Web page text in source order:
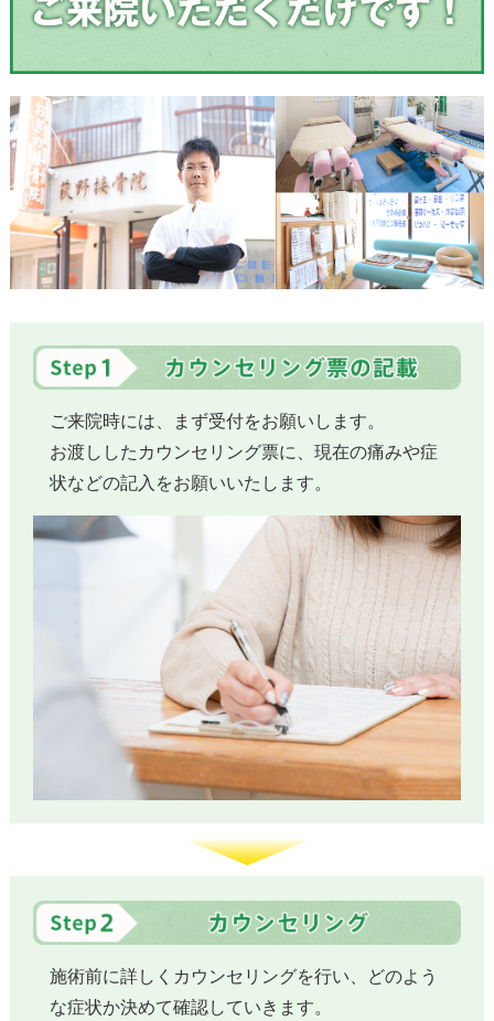
ご来院時には、まず受付をお願いします。
お渡ししたカウンセリング票に、現在の痛みや症
状などの記入をお願いいたします。
施術前に詳しくカウンセリングを行い、どのよう
な症状か決めて確認していきます。